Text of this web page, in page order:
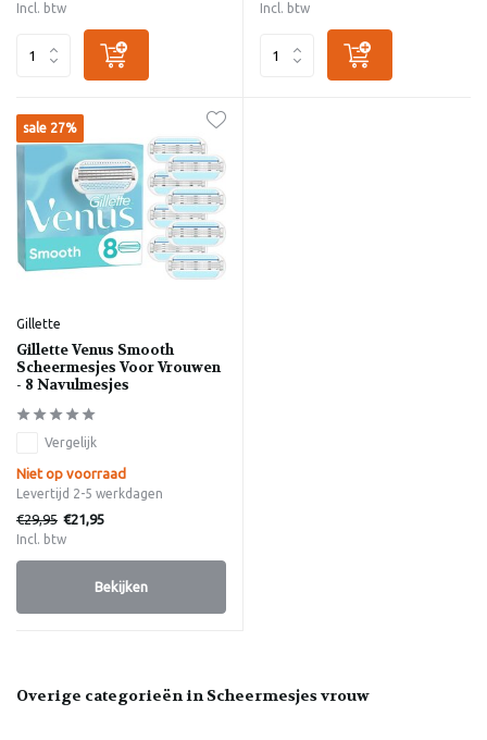
Incl. btw Incl. btw
sale 27%
Gillette
Gillette Venus Smooth
Scheermesjes Voor Vrouwen
- 8 Navulmesjes
Vergelijk
Niet op voorraad
Levertijd 2-5 werkdagen
€29,95 €21,95
Incl. btw
Bekijken
Overige categorieën in Scheermesjes vrouw